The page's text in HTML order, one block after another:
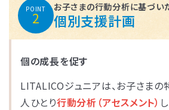
POINT
2
お子さまの行動分析に基づい
個別支援計画
個の成長を促す
LITALICOジュニアは、お子さま
人ひとり行動分析（アセスメント）